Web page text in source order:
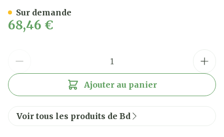
68,46 €
Ajouter au panier
Sur demande
Voir tous les produits de Bd